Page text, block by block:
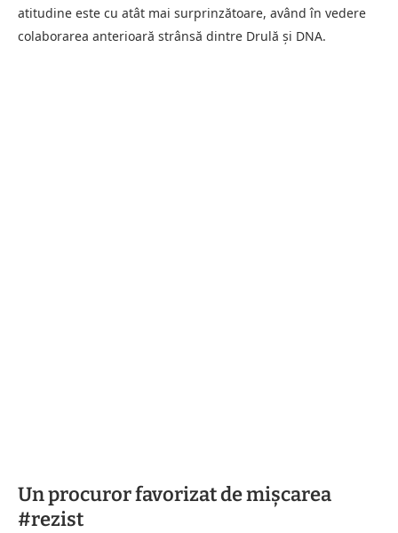
atitudine este cu atât mai surprinzătoare, având în vedere
colaborarea anterioară strânsă dintre Drulă și DNA.
Un procuror favorizat de mișcarea
#rezist